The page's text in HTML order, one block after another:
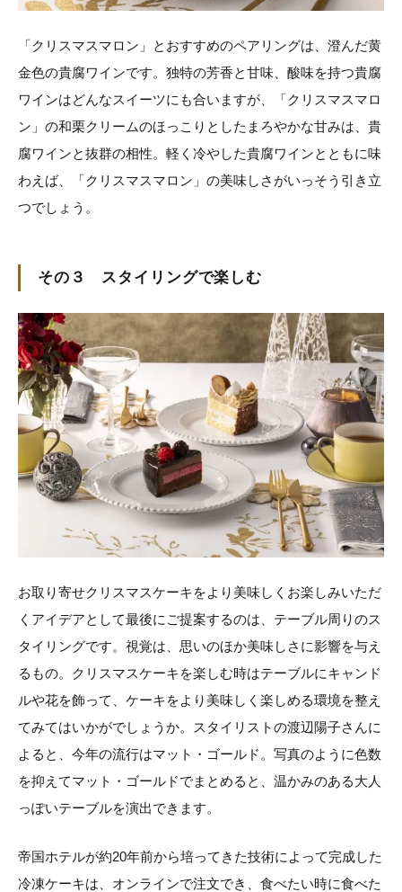
「クリスマスマロン」とおすすめのペアリングは、澄んだ黄
金色の貴腐ワインです。独特の芳香と甘味、酸味を持つ貴腐
ワインはどんなスイーツにも合いますが、「クリスマスマロ
ン」の和栗クリームのほっこりとしたまろやかな甘みは、貴
腐ワインと抜群の相性。軽く冷やした貴腐ワインとともに味
わえば、「クリスマスマロン」の美味しさがいっそう引き立
つでしょう。
その３ スタイリングで楽しむ
お取り寄せクリスマスケーキをより美味しくお楽しみいただ
くアイデアとして最後にご提案するのは、テーブル周りのス
タイリングです。視覚は、思いのほか美味しさに影響を与え
るもの。クリスマスケーキを楽しむ時はテーブルにキャンド
ルや花を飾って、ケーキをより美味しく楽しめる環境を整え
てみてはいかがでしょうか。スタイリストの渡辺陽子さんに
よると、今年の流行はマット・ゴールド。写真のように色数
を抑えてマット・ゴールドでまとめると、温かみのある大人
っぽいテーブルを演出できます。
帝国ホテルが約20年前から培ってきた技術によって完成した
冷凍ケーキは、オンラインで注文でき、食べたい時に食べた